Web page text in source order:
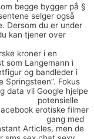
begge bygger på §
selger også
Dersom du er under
kan tjener over
kroner i en
som Langemann i
og bandleder i
Springsteen”. Fokus
data vil Google hjelpe
potensielle
erotiske filmer
gang med
Articles, men de